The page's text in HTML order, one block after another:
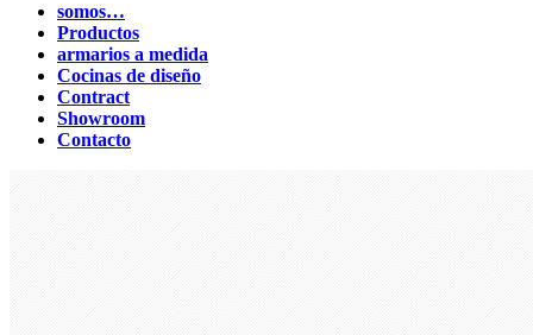
somos…
Productos
armarios a medida
Cocinas de diseño
Contract
Showroom
Contacto